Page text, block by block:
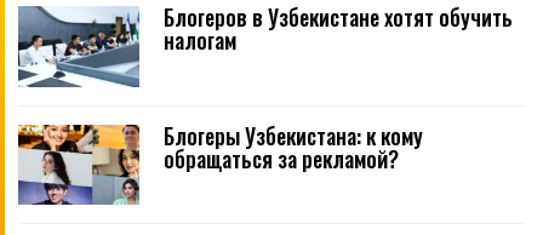
Блогеров в Узбекистане хотят обучить
налогам
Блогеры Узбекистана: к кому
обращаться за рекламой?